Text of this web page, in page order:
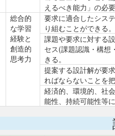
えるべき能力」の必
総合的
な学習
経験と
創造的
思考力
要求に適合したシス
り組むことができる。
課題や要求に対する
セス(課題認識・構想
きる。
提案する設計解が要
ればならないことを
経済的、環境的、社
能性、持続可能性等